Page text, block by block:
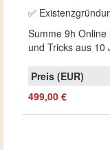
✅
Summe 9h
und Tricks aus 10
499,00 €